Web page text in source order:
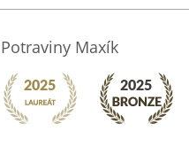
Potraviny Maxík